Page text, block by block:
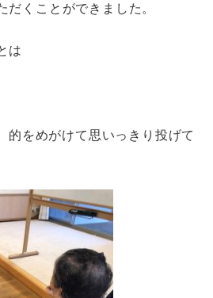
だくことができました。
は
的をめがけて思いっきり投げて